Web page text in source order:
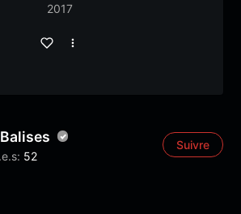
2017
52
Suivre